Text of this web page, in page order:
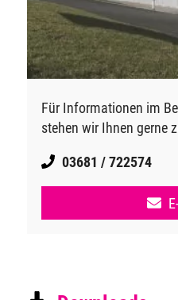
Für Informationen im
stehen wir Ihnen gerne
03681 / 722574